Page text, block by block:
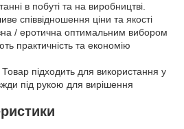
в побуті та на виробництві.
співвідношення ціни та якості
/ еротична оптимальним вибором
практичність та економію
Товар підходить для використання у
під рукою для вирішення